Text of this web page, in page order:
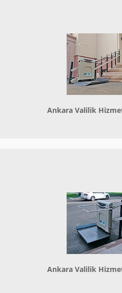
Ankara Valilik
Ankara Valilik